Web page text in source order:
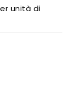
unità di